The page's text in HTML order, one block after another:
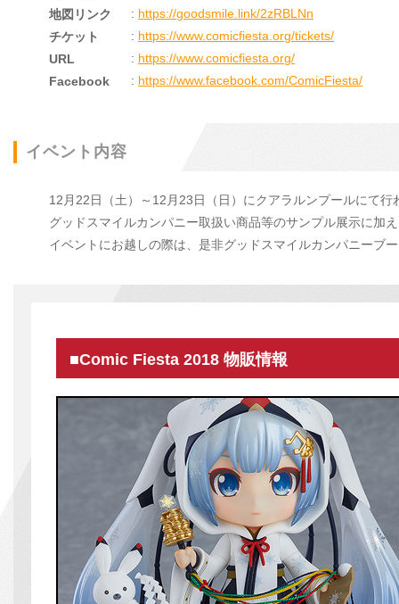
地図リンク
: https://goodsmile.link/2zRBLNn
チケット
: https://www.comicfiesta.org/tickets/
URL
: https://www.comicfiesta.org/
Facebook
: https://www.facebook.com/ComicFiesta/
イベント内容
12月22日（土）～12月23日（日）にクアラルンプールにて
グッドスマイルカンパニー取扱い商品等のサンプル展示に加
イベントにお越しの際は、是非グッドスマイルカンパニーブ